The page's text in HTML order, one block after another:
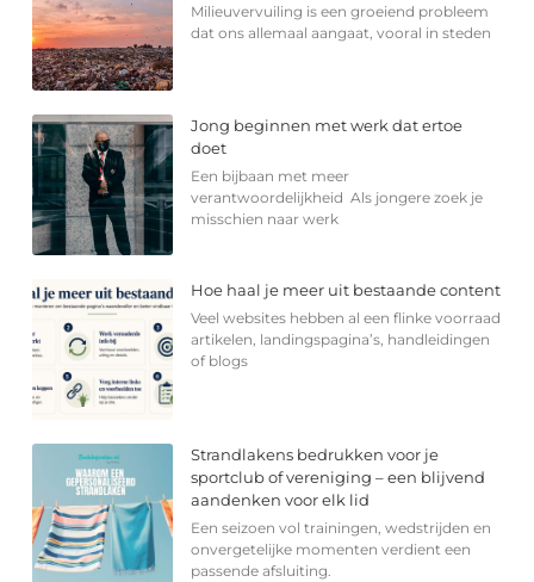
Milieuvervuiling is een groeiend probleem
dat ons allemaal aangaat, vooral in steden
Jong beginnen met werk dat ertoe
doet
Een bijbaan met meer
verantwoordelijkheid Als jongere zoek je
misschien naar werk
Hoe haal je meer uit bestaande content
Veel websites hebben al een flinke voorraad
artikelen, landingspagina’s, handleidingen
of blogs
Strandlakens bedrukken voor je
sportclub of vereniging – een blijvend
aandenken voor elk lid
Een seizoen vol trainingen, wedstrijden en
onvergetelijke momenten verdient een
passende afsluiting.